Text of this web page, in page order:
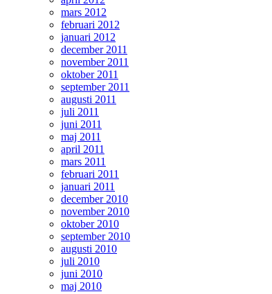
mars 2012
februari 2012
januari 2012
december 2011
november 2011
oktober 2011
september 2011
augusti 2011
juli 2011
juni 2011
maj 2011
april 2011
mars 2011
februari 2011
januari 2011
december 2010
november 2010
oktober 2010
september 2010
augusti 2010
juli 2010
juni 2010
maj 2010